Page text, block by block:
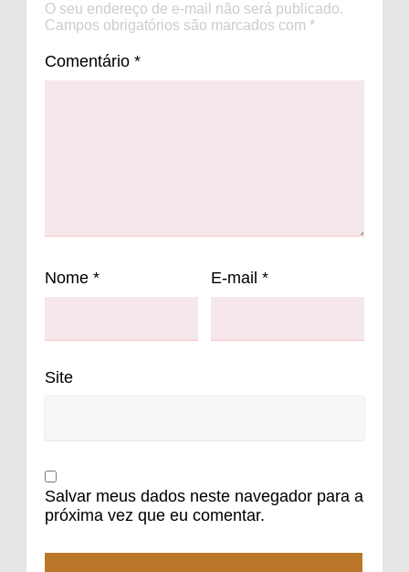
O seu endereço de e-mail não será publicado.
Campos obrigatórios são marcados com *
Comentário *
Nome * E-mail *
Site
Salvar meus dados neste navegador para a
próxima vez que eu comentar.